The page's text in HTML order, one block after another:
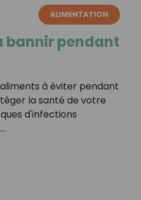
ALIMENTATION
bannir pendant
à éviter pendant
la santé de votre
d'infections